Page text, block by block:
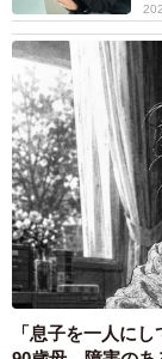
「息子を一人に